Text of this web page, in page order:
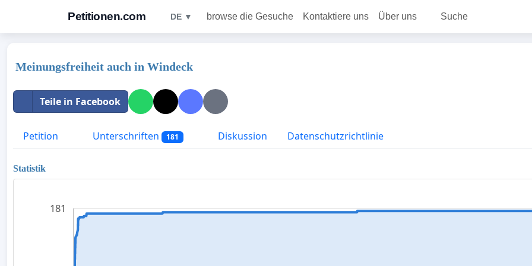
Petitionen.com DE ▼ browse die Gesuche Kontaktiere uns Über uns Suche
Meinungsfreiheit auch in Windeck
Teile in Facebook
Petition Unterschriften 181 Diskussion Datenschutzrichtlinie
Statistik
181